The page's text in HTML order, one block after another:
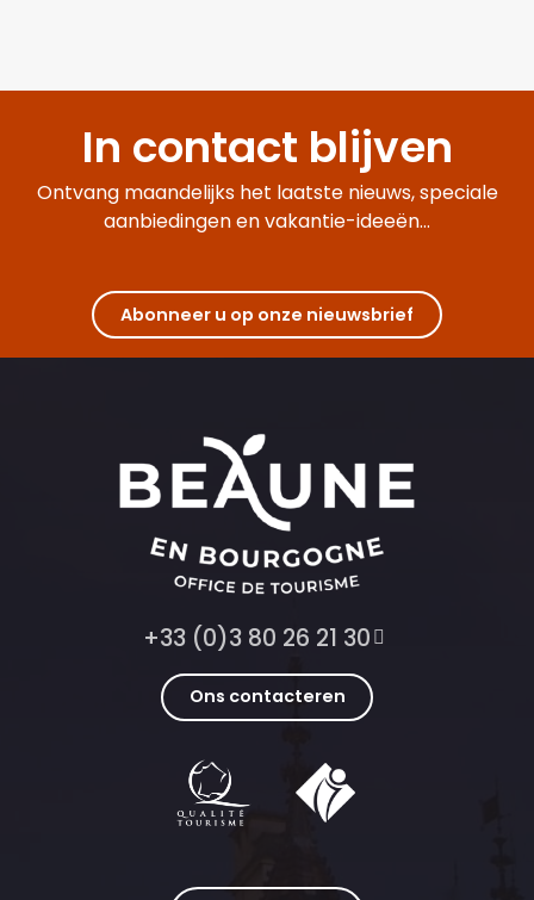
In contact blijven
Ontvang maandelijks het laatste nieuws, speciale
aanbiedingen en vakantie-ideeën...
Abonneer u op onze nieuwsbrief
+33 (0)3 80 26 21 30
Ons contacteren